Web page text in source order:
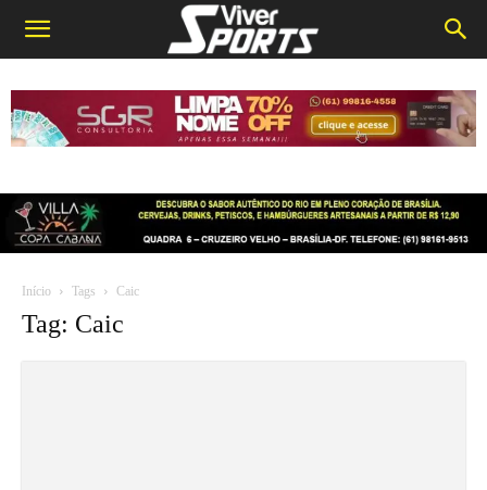
Início Tags Caic
Tag: Caic